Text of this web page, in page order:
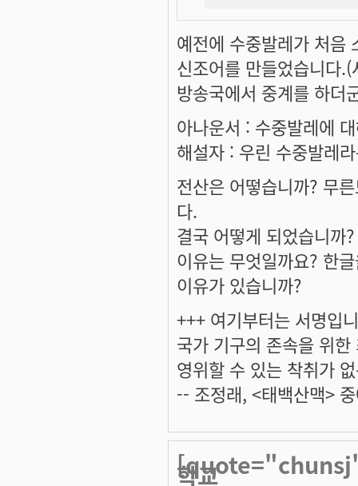
예전에 수중발레가 처음
신조어를 만들었습니다
방송국에서 중계를 하더
아나운서 : 수중발레에
해설자 : 우린 수중발레
전산은 어떻습니까? 무
다.
결국 어떻게 되었습니까
이유는 무엇일까요? 한
이유가 있습니까?
+++ 여기부터는 서명입
국가 기구의 존속을 위
영위할 수 있는 착취가
-- 조정래, <태백산맥>
[quote="chunsj"]
학교